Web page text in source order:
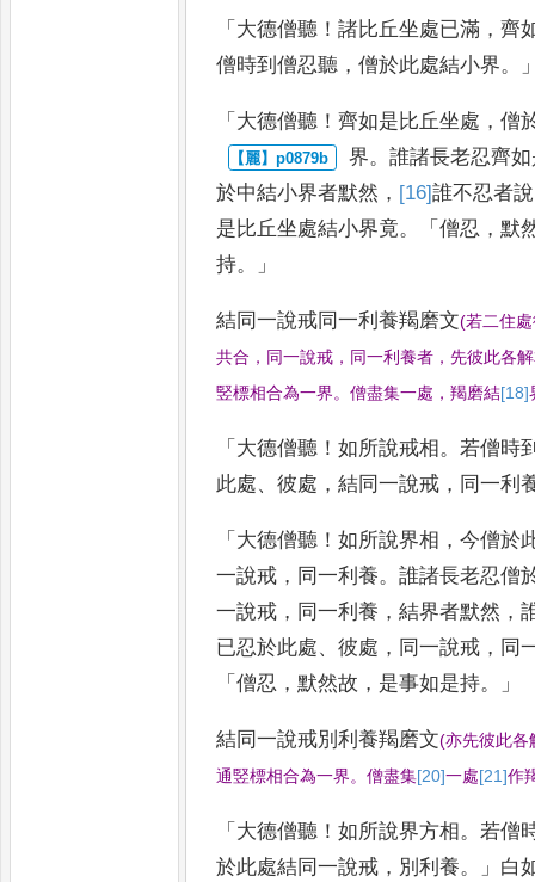
「 大德僧聽 ！諸比丘坐處已滿 ，齊
僧時到僧忍聽 ，僧於此處結小界。
「 大德僧聽 ！齊如是比丘坐處 ，僧
界。誰諸長老忍齊
於中結小界者默然 ， [16]誰不忍者說
是比丘坐處結小界竟。「僧忍 ，默
持。」
結同一說戒同一利養羯磨文(若二住
共合 ， 同一說戒 ， 同一利養者 ，先彼此各
竪標相合為一界。僧盡集一處 ，羯磨結[18]
「 大德僧聽 ！如所說戒相。 若僧時
此處、彼處 ，結同一說戒 ， 同一利
「 大德僧聽 ！如所說界相 ，今僧於
一說戒 ， 同一利養。誰諸長老忍僧
一說戒 ， 同一利養 ，結界者默然 ，
已忍於此處、彼處 ， 同一說戒 ， 同
「僧忍 ，默然故 ， 是事如是持。」
結同一說戒別利養羯磨文(亦先彼此各
通竪標相合為一界。僧盡集[20]一處[21]作
「 大德僧聽 ！如所說界方相。 若僧
於此處結同一說戒 ， 別利養。」 白